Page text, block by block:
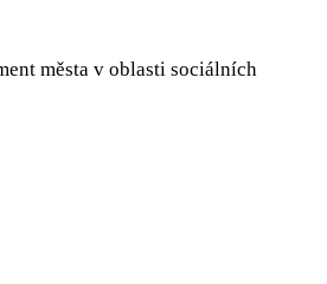
města v oblasti sociálních